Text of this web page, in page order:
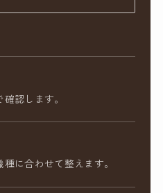
認します。
に合わせて整えます。